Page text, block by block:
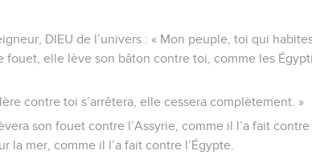
DIEU de l’univers : « Mon peuple, toi qui
fouet, elle lève son bâton contre toi, comme les
contre toi s’arrêtera, elle cessera complètement. »
son fouet contre l’Assyrie, comme il l’a fait
la mer, comme il l’a fait contre l’Égypte.